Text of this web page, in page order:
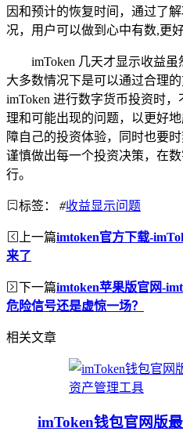
因和预计的恢复时间，通过了
况，用户可以做到心中有数,更
imToken 几天才显示收益
大多数情况下是可以通过合理
imToken 进行数字货币投资时
理和可能出现的问题，以更好
障自己的投资体验，同时也要
谨慎做出每一个投资决策，在
行。
标签： #收益显示问题
上一篇imtoken官方下载-
来了
下一篇imtoken苹果版官网-
危险信号还是虚惊一场？
相关文章
imToken钱包官网版